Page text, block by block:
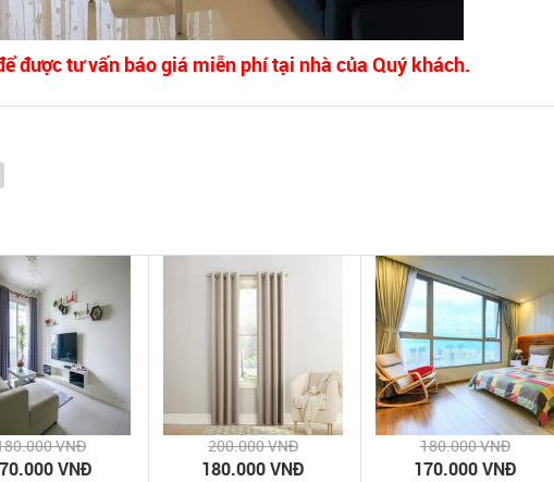
được tư vấn báo giá miễn phí tại nhà của Quý khách.
VNĐ
VNĐ
200.000 VNĐ
180.000 VNĐ
180.000 VNĐ
170.000 VNĐ